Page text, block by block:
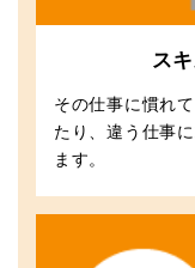
ス
その仕事に慣れ
たり、違う仕事
ます。